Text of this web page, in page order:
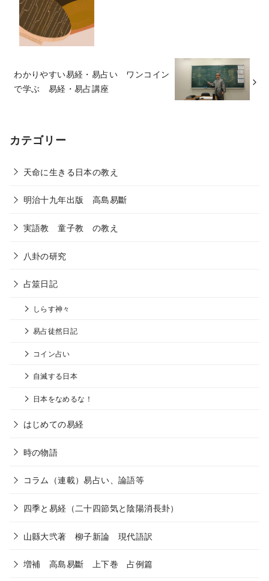
わかりやすい易経・易占い ワンコイン
で学ぶ 易経・易占講座
カテゴリー
天命に生きる日本の教え
明治十九年出版 高島易斷
実語教 童子教 の教え
八卦の研究
占筮日記
しらす神々
易占徒然日記
コイン占い
自滅する日本
日本をなめるな！
はじめての易経
時の物語
コラム（連載）易占い、論語等
四季と易経（二十四節気と陰陽消長卦）
山縣大弐著 柳子新論 現代語訳
増補 高島易斷 上下巻 占例篇